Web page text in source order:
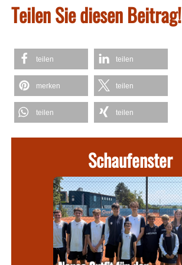
Teilen Sie diesen Beitrag!
teilen teilen
merken teilen
teilen teilen
Schaufenster